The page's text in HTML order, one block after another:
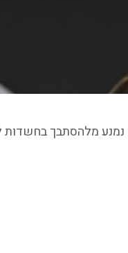
נמנע מלהסתבך בחשדות